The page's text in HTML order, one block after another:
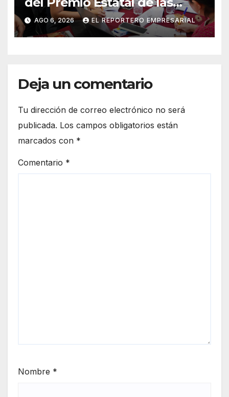
Juventudes 2026
AGO 6, 2026 EL REPORTERO EMPRESARIAL
Deja un comentario
Tu dirección de correo electrónico no será
publicada. Los campos obligatorios están
marcados con *
Comentario *
Nombre *